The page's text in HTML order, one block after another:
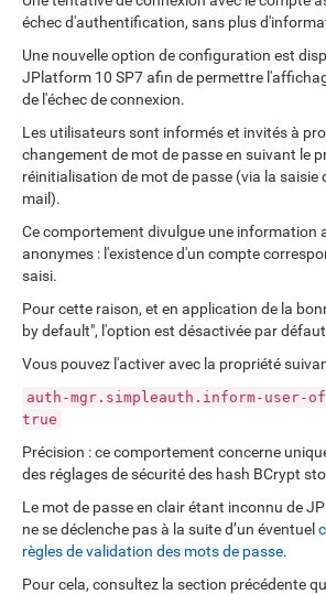
échec d'authentification, sans plus
Une nouvelle option de configuration est
JPlatform 10 SP7 afin de permettre
de l'échec de connexion.
Les utilisateurs sont informés et invités à
changement de mot de passe en suivant le
réinitialisation de mot de passe (via la saisie
mail).
Ce comportement divulgue une information
anonymes : l'existence d'un compte
saisi.
Pour cette raison, et en application de la
by default", l'option est désactivée par
Vous pouvez l'activer avec la propriété
auth-mgr.simpleauth.inform-user-
true
Précision : ce comportement concerne
des réglages de sécurité des hash BCrypt
Le mot de passe en clair étant inconnu de
ne se déclenche pas à la suite d’un éventuel
règles de validation des mots de passe.
Pour cela, consultez la section précédente